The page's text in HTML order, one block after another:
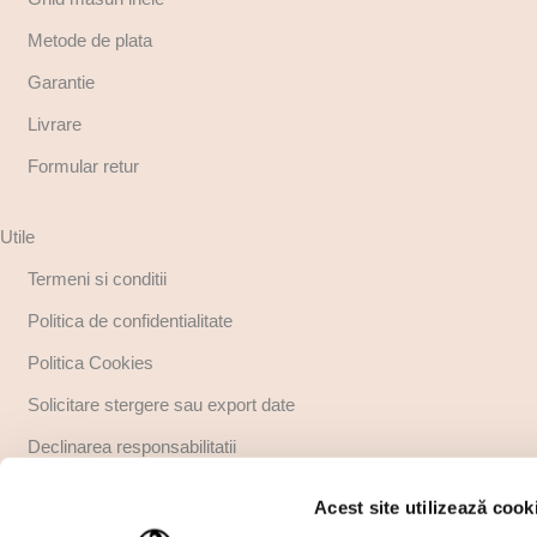
Acest site utilizează
Metode de plata
Garantie
Livrare
Formular retur
Utile
Termeni si conditii
Politica de confidentialitate
Politica Cookies
Solicitare stergere sau export date
Declinarea responsabilitatii
Regulamente promotii